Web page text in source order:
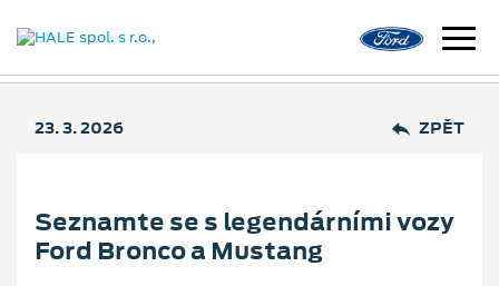
23. 3. 2026 ZPĚT
Seznamte se s legendárními vozy
Ford Bronco a Mustang